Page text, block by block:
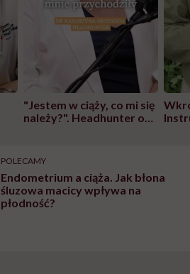
"Jestem w ciąży, co mi się
należy?". Headhunter o
pracy
POLECAMY
Endometrium a ciąża. Jak błona
śluzowa macicy wpływa na
płodność?